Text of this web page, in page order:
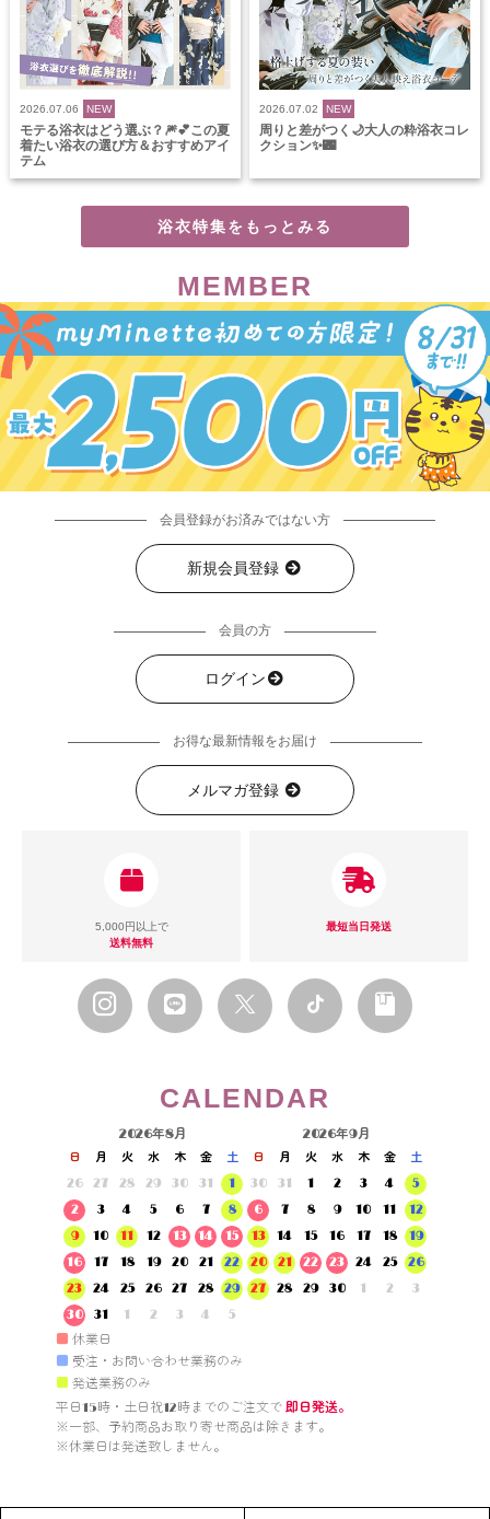
2026.07.06 NEW
モテる浴衣はどう選ぶ？🎆💕この夏
着たい浴衣の選び方＆おすすめアイ
テム
2026.07.02 NEW
周りと差がつく🌙大人の粋浴衣コレ
クション✨🌃
浴衣特集をもっとみる
MEMBER
会員登録がお済みではない方
新規会員登録
会員の方
ログイン
お得な最新情報をお届け
メルマガ登録
5,000円以上で
送料無料
最短当日発送
CALENDAR
2026年8月
日 月 火 水 木 金
土
26
27 28 29 30 31
1
2
3 4 5 6 7
8
9
10 11 12 13 14
15
16
17 18 19 20 21
22
23
24 25 26 27 28
29
30
31 1 2 3 4 5
2026年9月
日 月 火 水 木 金
土
30
31 1 2 3 4
5
6
7 8 9 10 11
12
13
14 15 16 17 18
19
20
21 22 23 24 25
26
27
28 29 30 1 2 3
■ 休業日
■ 受注・お問い合わせ業務のみ
■ 発送業務のみ
平日15時・土日祝12時までのご注文で 即日発送。
※一部、予約商品お取り寄せ商品は除きます。
※休業日は発送致しません。